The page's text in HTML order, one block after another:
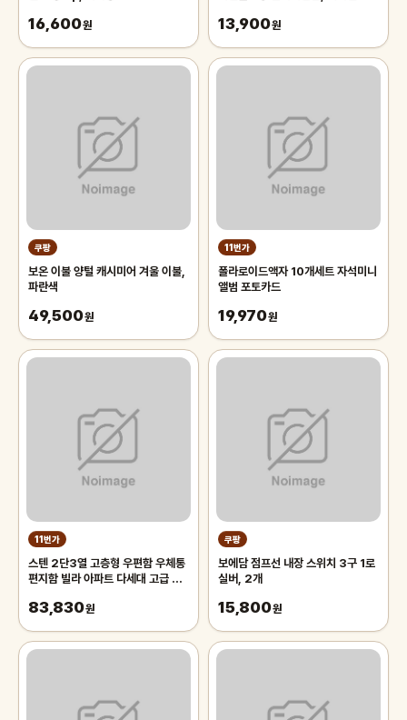
16,600원 13,900원
쿠팡
보온 이불 양털 캐시미어 겨울 이불,
파란색
49,500원
11번가
폴라로이드액자 10개세트 자석미니
앨범 포토카드
19,970원
11번가
스텐 2단3열 고층형 우편함 우체통
편지함 빌라 아파트 다세대 고급 스
83,830원
쿠팡
보에담 점프선 내장 스위치 3구 1로
실버, 2개
15,800원